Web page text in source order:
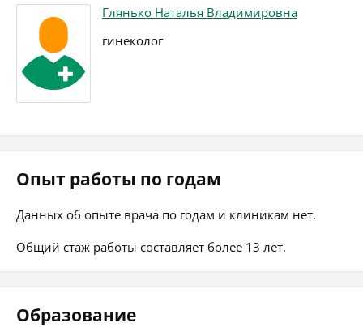
Глянько Наталья Владимировна
гинеколог
Опыт работы по годам
Данных об опыте врача по годам и клиникам нет.
Общий стаж работы составляет более 13 лет.
Образование